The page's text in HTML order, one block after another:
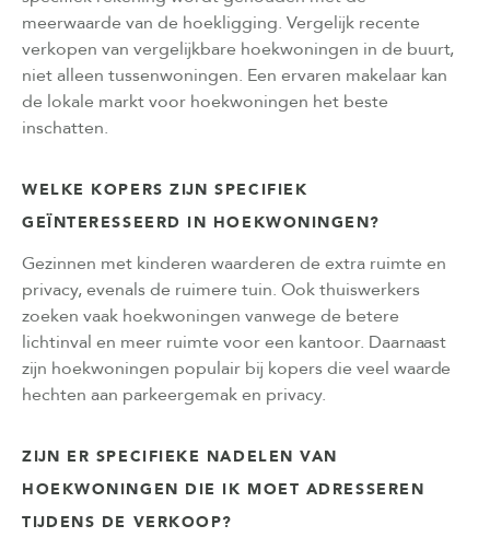
meerwaarde van de hoekligging. Vergelijk recente
verkopen van vergelijkbare hoekwoningen in de buurt,
niet alleen tussenwoningen. Een ervaren makelaar kan
de lokale markt voor hoekwoningen het beste
inschatten.
WELKE KOPERS ZIJN SPECIFIEK
GEÏNTERESSEERD IN HOEKWONINGEN?
Gezinnen met kinderen waarderen de extra ruimte en
privacy, evenals de ruimere tuin. Ook thuiswerkers
zoeken vaak hoekwoningen vanwege de betere
lichtinval en meer ruimte voor een kantoor. Daarnaast
zijn hoekwoningen populair bij kopers die veel waarde
hechten aan parkeergemak en privacy.
ZIJN ER SPECIFIEKE NADELEN VAN
HOEKWONINGEN DIE IK MOET ADRESSEREN
TIJDENS DE VERKOOP?